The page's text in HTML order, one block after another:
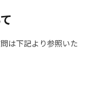
は下記より参照いた